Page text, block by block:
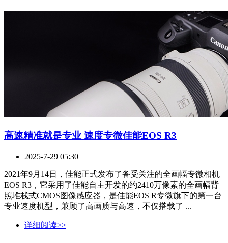
高速精准就是专业 速度专微佳能EOS R3
2025-7-29 05:30
2021年9月14日，佳能正式发布了备受关注的全画幅专微相机
EOS R3，它采用了佳能自主开发的约2410万像素的全画幅背
照堆栈式CMOS图像感应器，是佳能EOS R专微旗下的第一台
专业速度机型，兼顾了高画质与高速，不仅搭载了 ...
详细阅读>>